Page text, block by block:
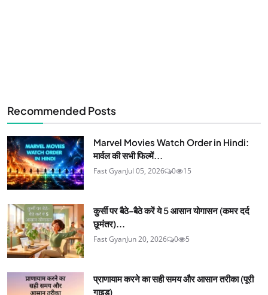
Recommended Posts
Marvel Movies Watch Order in Hindi:
मार्वल की सभी फिल्में...
Fast GyanJul 05, 2026 0 15
कुर्सी पर बैठे-बैठे करें ये 5 आसान योगासन (कमर दर्द
छूमंतर)...
Fast GyanJun 20, 2026 0 5
प्राणायाम करने का सही समय और आसान तरीका (पूरी
गाइड)